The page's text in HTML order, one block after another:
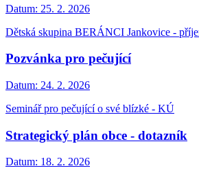
Datum: 25. 2. 2026
Dětská skupina BERÁNCI Jankovice -
Pozvánka pro pečující
Datum: 24. 2. 2026
Seminář pro pečující o své blízké - KÚ
Strategický plán obce - dotazník
Datum: 18. 2. 2026